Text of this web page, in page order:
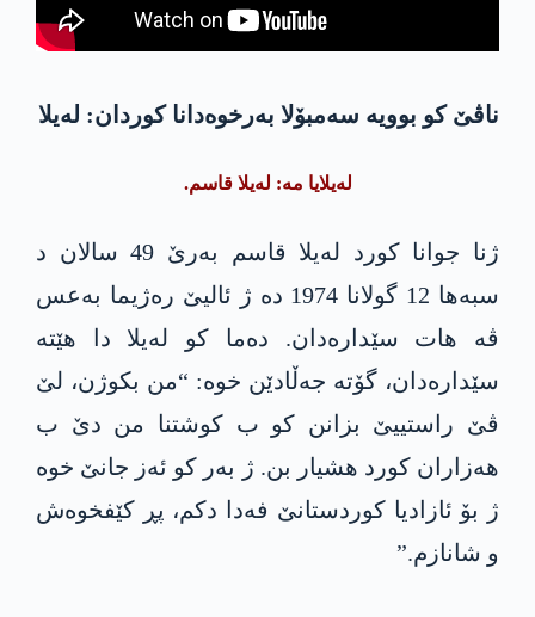
ناڤێ کو بوویە سەمبۆلا بەرخوەدانا کوردان: لەیلا
لەیلایا مە: لەیلا قاسم.
ژنا جوانا کورد لەیلا قاسم بەرێ 49 سالان د
سبەھا 12 گولانا 1974 دە ژ ئالیێ رەژیما بەعس
ڤە ھات سێدارەدان. دەما کو لەیلا دا هێتە
سێدارەدان، گۆتە جەڵادێن خوە: “من بکوژن، لێ
ڤێ راستییێ بزانن کو ب کوشتنا من دێ ب
ھەزاران کورد هشیار بن. ژ بەر کو ئەز جانێ خوە
ژ بۆ ئازادیا کوردستانێ فەدا دکم، پڕ کێفخوەش
و شانازم.”